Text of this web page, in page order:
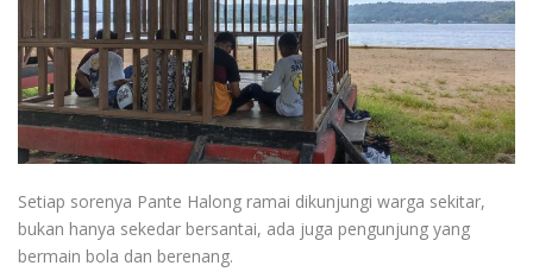
Setiap sorenya Pante Halong ramai dikunjungi warga sekitar,
bukan hanya sekedar bersantai, ada juga pengunjung yang
bermain bola dan berenang.